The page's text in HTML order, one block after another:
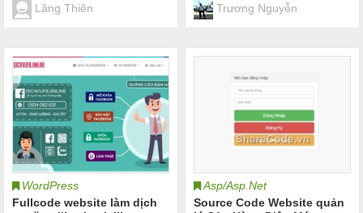
Lãng Thiên Trương Nguyễn
WordPress
Fullcode website làm dịch
Asp/Asp.Net
Source Code Website quản